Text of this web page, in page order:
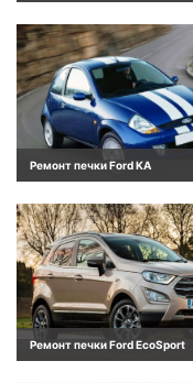
Ремонт печки Ford KA
Ремонт печки Ford EcoSport